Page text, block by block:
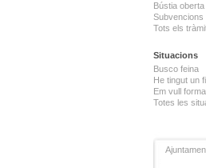
Bústia oberta
Subvencions
Tots els
Situacions
Busco feina
He tingut un
Em vull
Totes les